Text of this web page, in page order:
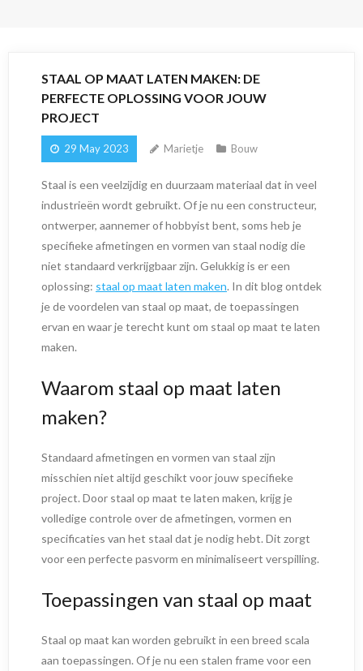
STAAL OP MAAT LATEN MAKEN: DE
PERFECTE OPLOSSING VOOR JOUW
PROJECT
29 May 2023 Marietje Bouw
Staal is een veelzijdig en duurzaam materiaal dat in veel
industrieën wordt gebruikt. Of je nu een constructeur,
ontwerper, aannemer of hobbyist bent, soms heb je
specifieke afmetingen en vormen van staal nodig die
niet standaard verkrijgbaar zijn. Gelukkig is er een
oplossing: staal op maat laten maken. In dit blog ontdek
je de voordelen van staal op maat, de toepassingen
ervan en waar je terecht kunt om staal op maat te laten
maken.
Waarom staal op maat laten
maken?
Standaard afmetingen en vormen van staal zijn
misschien niet altijd geschikt voor jouw specifieke
project. Door staal op maat te laten maken, krijg je
volledige controle over de afmetingen, vormen en
specificaties van het staal dat je nodig hebt. Dit zorgt
voor een perfecte pasvorm en minimaliseert verspilling.
Toepassingen van staal op maat
Staal op maat kan worden gebruikt in een breed scala
aan toepassingen. Of je nu een stalen frame voor een